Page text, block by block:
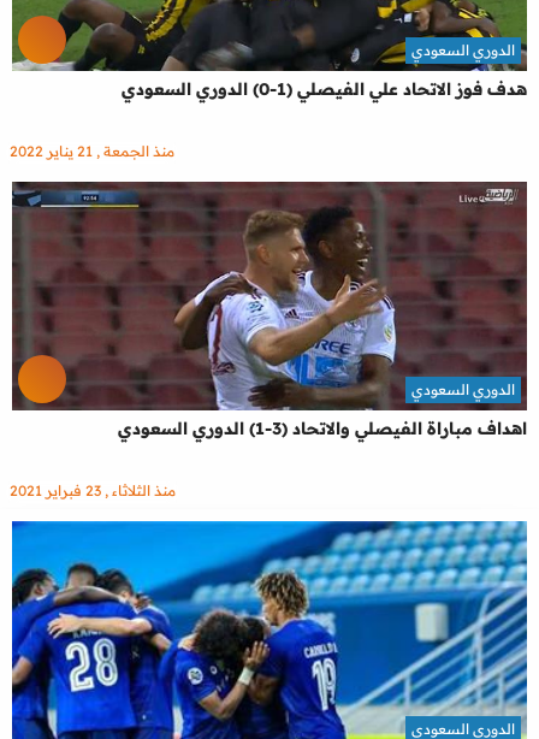
هدف فوز الاتحاد علي الفيصلي (1-0) الدوري السعودي
الدوري السعودي
منذ الجمعة , 21 يناير 2022
اهداف مباراة الفيصلي والاتحاد (3-1) الدوري السعودي
الدوري السعودي
منذ الثلاثاء , 23 فبراير 2021
الدوري السعودي